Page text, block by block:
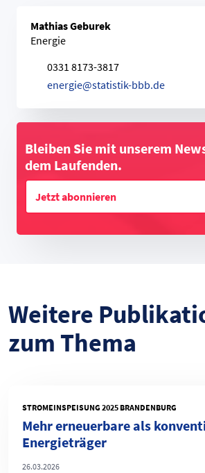
Mathias Geburek
Energie
0331 8173-3817
energie@statistik-bbb.de
Bleiben Sie mit unserem
dem Laufenden.
Jetzt abonnieren
Weitere
zum Thema
STROMEINSPEISUNG 2025 BRANDENBURG
Mehr erneuerbare als
Energieträger
26.03.2026